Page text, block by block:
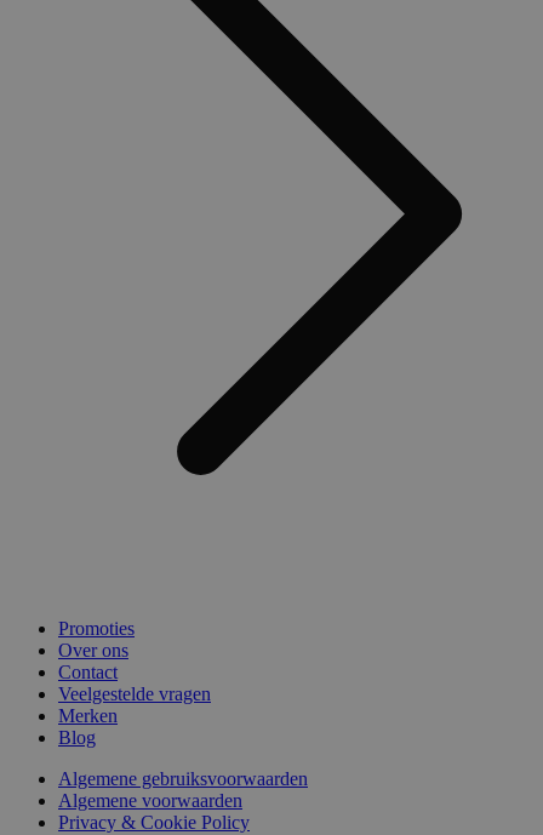
Promoties
Over ons
Contact
Veelgestelde vragen
Merken
Blog
Algemene gebruiksvoorwaarden
Algemene voorwaarden
Privacy & Cookie Policy